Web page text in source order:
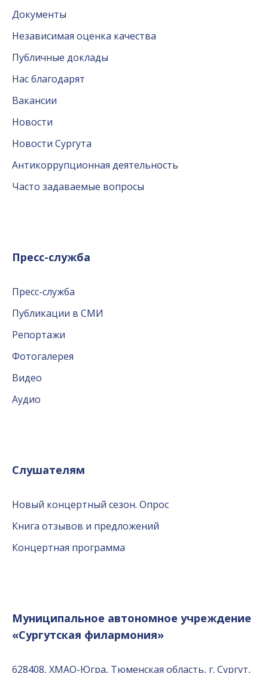
Документы
Независимая оценка качества
Публичные доклады
Нас благодарят
Вакансии
Новости
Новости Сургута
Антикоррупционная деятельность
Часто задаваемые вопросы
Пресс-служба
Пресс-служба
Публикации в СМИ
Репортажи
Фотогалерея
Видео
Аудио
Слушателям
Новый концертный сезон. Опрос
Книга отзывов и предложений
Концертная программа
Муниципальное автономное учреждение
«Сургутская филармония»
628408, ХМАО-Югра, Тюменская область, г. Сургут,